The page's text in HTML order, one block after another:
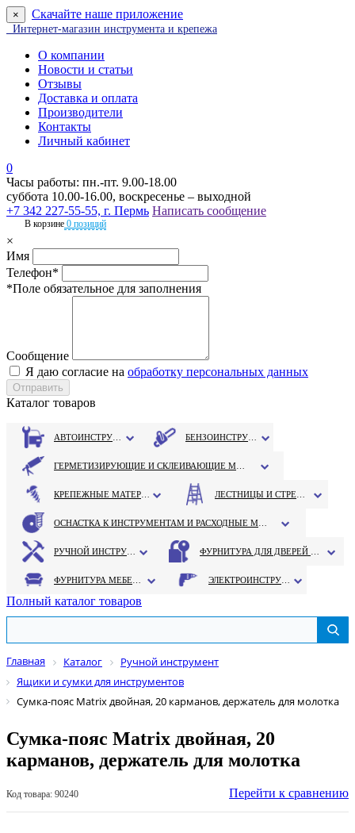
× Скачайте наше приложение
Интернет-магазин инструмента и крепежа
О компании
Новости и статьи
Отзывы
Доставка и оплата
Производители
Контакты
Личный кабинет
0
Часы работы: пн.-пт. 9.00-18.00
суббота 10.00-16.00, воскресенье – выходной
+7 342 227-55-55, г. Пермь Написать сообщение
В корзине 0 позиций
×
Имя
Телефон*
*Поле обязательное для заполнения
Сообщение
Я даю согласие на обработку персональных данных
Каталог товаров
Полный каталог товаров
Главная Каталог
Ручной инструмент
Ящики и сумки для инструментов
Сумка-пояс Matrix двойная, 20 карманов, держатель для молотка
Сумка-пояс Matrix двойная, 20
карманов, держатель для молотка
Код товара: 90240 Перейти к сравнению